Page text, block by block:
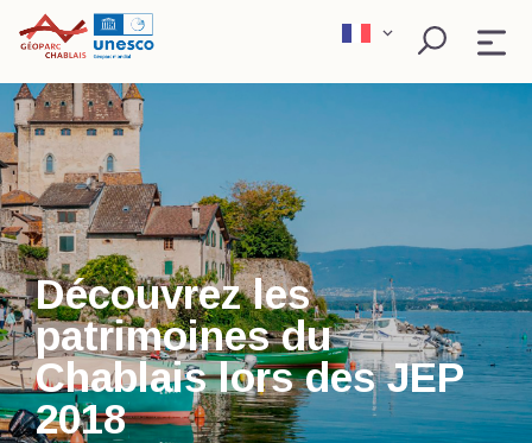
QU’EST-CE QU’UN GÉOPARC ?
EXPLORER
PÉDAGOGIE
SCIENCE ET RECHERCHE
ACTEURS ENGAGÉS
Rechercher
Découvrez les
patrimoines du
Chablais lors des JEP
2018